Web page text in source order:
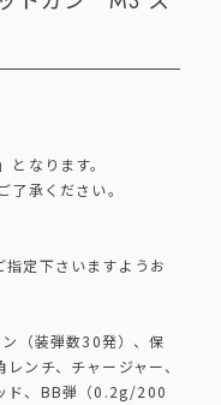
なります。
承ください。
定下さいますようお
（装弾数30発）、保
ンチ、チャージャー、
ド、BB弾（0.2g/200